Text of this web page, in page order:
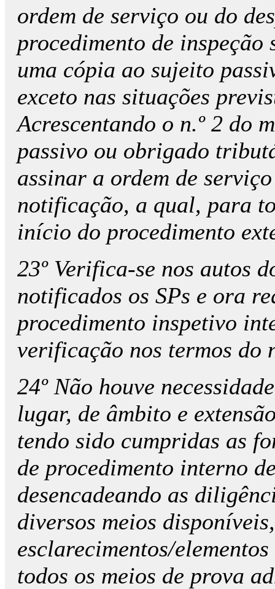
ordem de serviço ou do
procedimento de
uma cópia ao sujeito
exceto nas situações
Acrescentando o n.º 2 do
passivo ou obrigado
assinar a ordem de
notificação, a qual, para
início do procedimento
23º Verifica-se nos autos
notificados os SPs e ora
procedimento inspetivo
verificação nos termos do
24º Não houve
lugar, de âmbito e
tendo sido cumpridas as
de procedimento interno
desencadeando as
diversos meios
esclarecimentos/
todos os meios de prova